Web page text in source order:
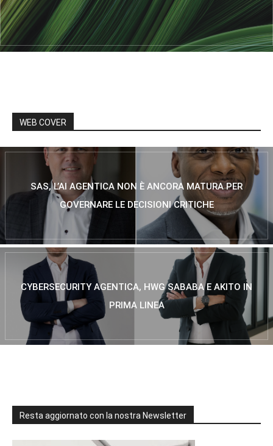
WEB COVER
SAS, L’AI AGENTICA NON È ANCORA MATURA PER
GOVERNARE LE DECISIONI CRITICHE
CYBERSECURITY AGENTICA, HWG SABABA E AKITO IN
PRIMA LINEA
Resta aggiornato con la nostra Newsletter